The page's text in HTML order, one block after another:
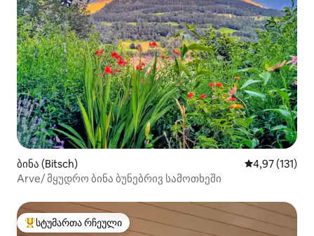
ბინა (Bitsch) საშუალო
4,97 (131)
Arve/ მყუდრო ბინა ბუნებრივ სამოთხეში
სტუმართა რჩეული მოწინავე ვარიანტი
სტუმართა რჩეული